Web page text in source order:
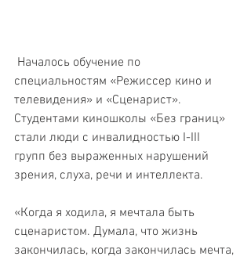
специальностям «Режиссер кино и
телевидения» и «Сценарист».
Студентами киношколы «Без границ»
стали люди с инвалидностью I-III
групп без выраженных нарушений
зрения, слуха, речи и интеллекта.
«Когда я ходила, я мечтала быть
сценаристом. Думала, что жизнь
закончилась, когда закончилась мечта,